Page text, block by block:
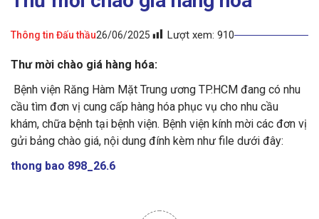
Thông tin Đấu thầu26/06/2025 Lượt xem: 910
Thư mời chào giá hàng hóa:
Bệnh viện Răng Hàm Mặt Trung ương TP.HCM đang có nhu
cầu tìm đơn vị cung cấp hàng hóa phục vụ cho nhu cầu
khám, chữa bệnh tại bệnh viện. Bệnh viện kính mời các đơn vị
gửi bảng chào giá, nội dung đính kèm như file dưới đây:
thong bao 898_26.6